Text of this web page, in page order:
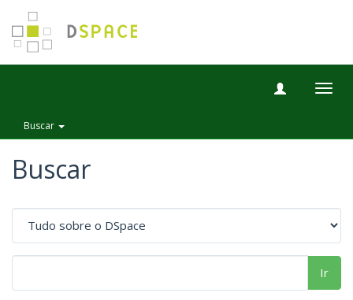
Buscar
Buscar
Ir